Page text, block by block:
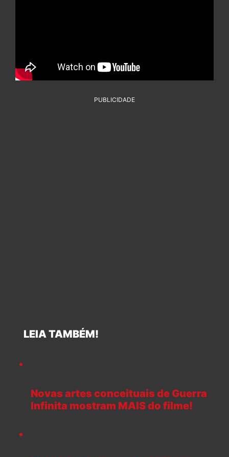
PUBLICIDADE
LEIA TAMBÉM!
Novas artes conceituais de Guerra
Infinita mostram MAIS do filme!